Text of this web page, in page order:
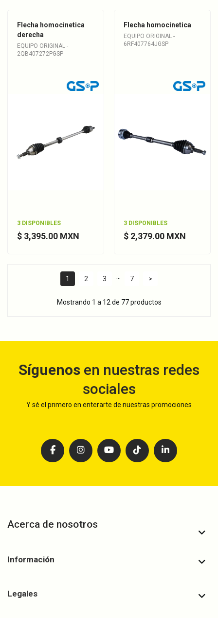
Flecha homocinetica
derecha
EQUIPO ORIGINAL -
2QB407272PGSP
3 DISPONIBLES
$ 3,395.00 MXN
Flecha homocinetica
EQUIPO ORIGINAL -
6RF407764JGSP
3 DISPONIBLES
$ 2,379.00 MXN
1 2 3 7 >
Mostrando 1 a 12 de 77 productos
Síguenos en nuestras redes
sociales
Y sé el primero en enterarte de nuestras promociones
Acerca de nosotros
Información
Legales